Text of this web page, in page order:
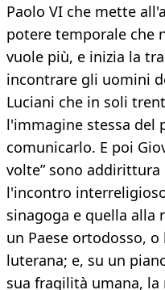
Paolo VI che mette
potere temporale che
vuole più, e inizia la
incontrare gli uomini
Luciani che in soli
l'immagine stessa del
comunicarlo. E poi
volte” sono
l'incontro
sinagoga e quella alla
un Paese ortodosso,
luterana; e, su un
sua fragilità umana,